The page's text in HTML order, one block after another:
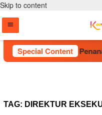
Skip to content
Special Content
DPP BIMA Sebut
TAG: DIREKTUR